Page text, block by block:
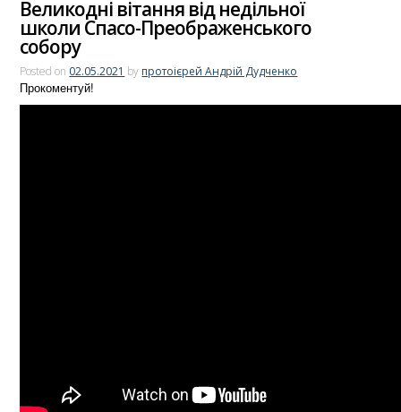
Великодні вітання від недільної
школи Спасо-Преображенського
собору
Posted on 02.05.2021 by протоієрей Андрій Дудченко
Прокоментуй!